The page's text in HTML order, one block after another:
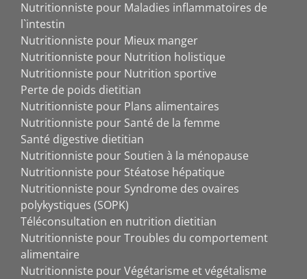
Nutritionniste pour Maladies inflammatoires de
l`intestin
Nutritionniste pour Mieux manger
Nutritionniste pour Nutrition holistique
Nutritionniste pour Nutrition sportive
Perte de poids dietitian
Nutritionniste pour Plans alimentaires
Nutritionniste pour Santé de la femme
Santé digestive dietitian
Nutritionniste pour Soutien à la ménopause
Nutritionniste pour Stéatose hépatique
Nutritionniste pour Syndrome des ovaires
polykystiques (SOPK)
Téléconsultation en nutrition dietitian
Nutritionniste pour Troubles du comportement
alimentaire
Nutritionniste pour Végétarisme et végétalisme